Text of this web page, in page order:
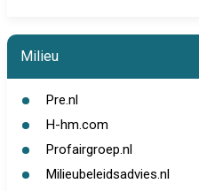
Milieu
Pre.nl
H-hm.com
Profairgroep.nl
Milieubeleidsadvies.nl